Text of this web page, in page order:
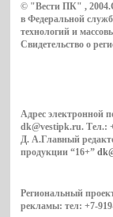
© "Вести ПК" ,
в Федеральной
технологий и
Свидетельство о
Адрес электронной
dk@vestipk.ru. Тел.:
Д. А.Главный
продукции “16+”
Региональный
рекламы: тел: +7-